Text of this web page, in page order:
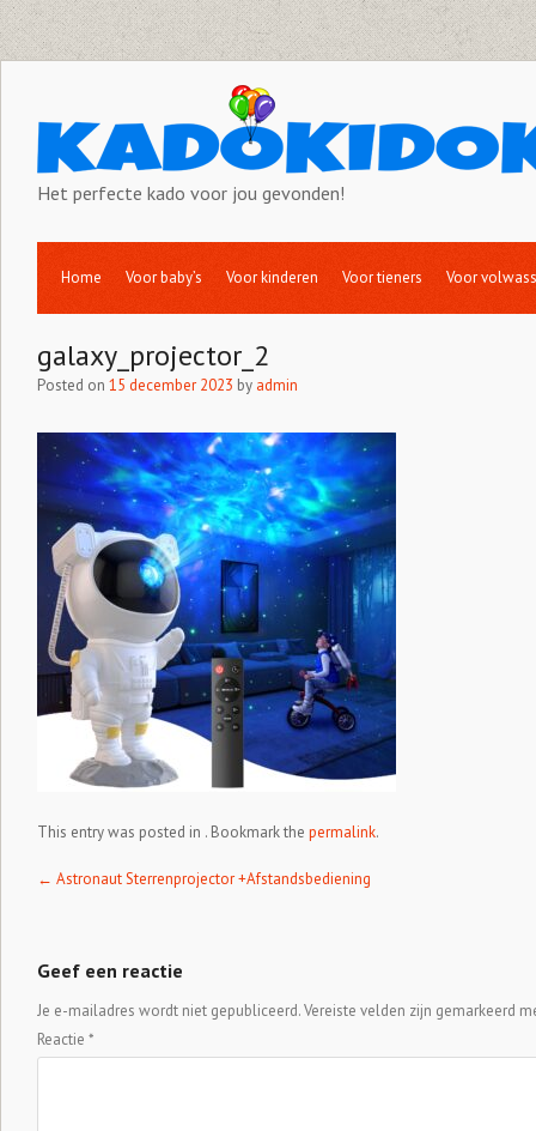
Het perfecte kado voor jou gevonden!
Home Voor baby’s Voor kinderen Voor tieners Voor
galaxy_projector_2
Posted on 15 december 2023 by admin
This entry was posted in . Bookmark the permalink.
Post navigation
← Astronaut Sterrenprojector +Afstandsbediening
Geef een reactie
Je e-mailadres wordt niet gepubliceerd.Vereiste velden zijn gemarkeerd
Reactie *